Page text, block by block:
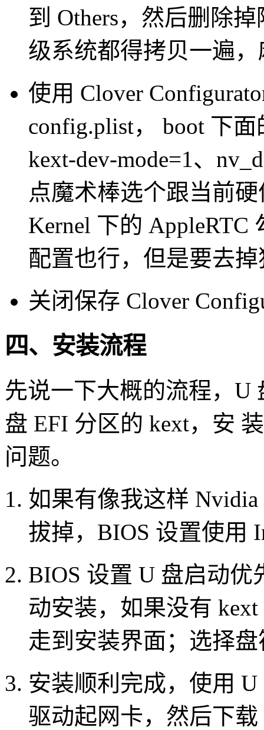
到 Others，然后删除
级系统都得拷贝一遍，
使用 Clover
config.plist， boot 下面
kext-dev-mode=1、
点魔术棒选个跟当前
Kernel 下的 AppleRTC
配置也行，但是要去
关闭保存 Clover
四、安装流程
先说一下大概的流程，U
盘 EFI 分区的 kext，安
问题。
如果有像我这样
拔掉，BIOS 设置使用
BIOS 设置 U 盘启动优
动安装，如果没有
走到安装界面；选择
安装顺利完成，使用
驱动起网卡，然后下